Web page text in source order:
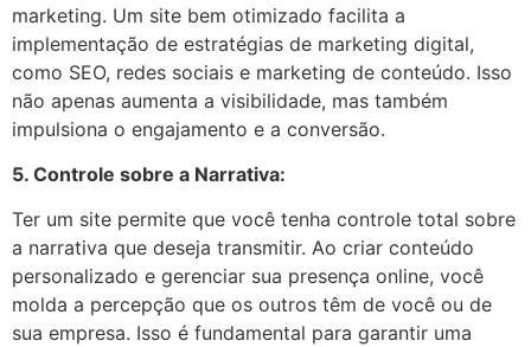
marketing. Um site bem otimizado facilita a
implementação de estratégias de marketing digital,
como SEO, redes sociais e marketing de conteúdo. Isso
não apenas aumenta a visibilidade, mas também
impulsiona o engajamento e a conversão.
5. Controle sobre a Narrativa:
Ter um site permite que você tenha controle total sobre
a narrativa que deseja transmitir. Ao criar conteúdo
personalizado e gerenciar sua presença online, você
molda a percepção que os outros têm de você ou de
sua empresa. Isso é fundamental para garantir uma